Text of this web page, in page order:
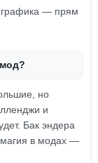
графика — прям
но
и
Бак эндера
магия в модах —